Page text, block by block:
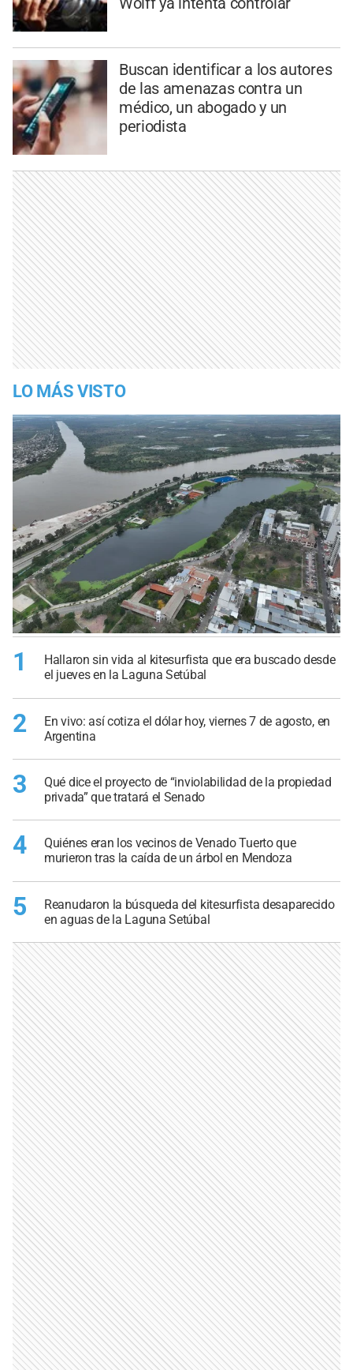
Buscan identificar a los autores
de las amenazas contra un
médico, un abogado y un
periodista
LO MÁS VISTO
1
Hallaron sin vida al kitesurfista que era buscado desde
el jueves en la Laguna Setúbal
2
En vivo: así cotiza el dólar hoy, viernes 7 de agosto, en
Argentina
3
Qué dice el proyecto de “inviolabilidad de la propiedad
privada” que tratará el Senado
4
Quiénes eran los vecinos de Venado Tuerto que
murieron tras la caída de un árbol en Mendoza
5
Reanudaron la búsqueda del kitesurfista desaparecido
en aguas de la Laguna Setúbal